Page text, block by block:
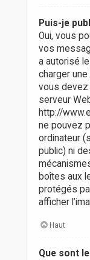
Puis-je
Oui, vous
vos
a autorisé
charger
vous devez
serveur
http://
ne pouvez
ordinateur
public) ni
boîtes aux
protégés
afficher
Haut
Que sont